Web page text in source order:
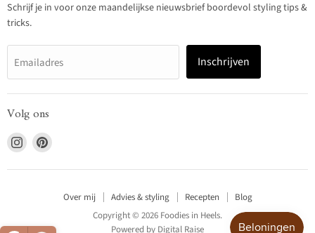
Schrijf je in voor onze maandelijkse nieuwsbrief boordevol styling tips &
tricks.
Emailadres Inschrijven
Volg ons
Vind
ons
op
Vind
op
Over mij Advies & styling Recepten
Blog
Copyright © 2026 Foodies in Heels.
Powered by Digital Raise